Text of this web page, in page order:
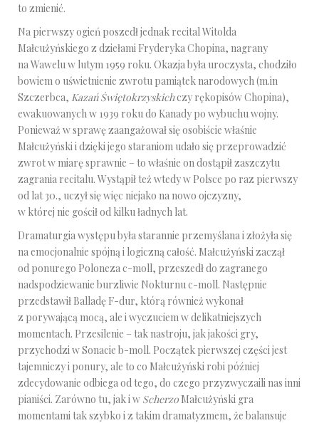
to zmienić.
Na pierwszy ogień poszedł jednak recital Witolda
Małcużyńskiego z dziełami Fryderyka Chopina, nagrany
na Wawelu w lutym 1959 roku. Okazja była uroczysta, chodziło
bowiem o uświetnienie zwrotu pamiątek narodowych (m.in
Szczerbca, Kazań Świętokrzyskichczy rękopisów Chopina),
ewakuowanych w 1939 roku do Kanady po wybuchu wojny.
Ponieważ w sprawę zaangażował się osobiście właśnie
Małcużyński i dzięki jego staraniom udało się przeprowadzić
zwrot w miarę sprawnie – to właśnie on dostąpił zaszczytu
zagrania recitalu. Wystąpił też wtedy w Polsce po raz pierwszy
od lat 30., uczył się więc niejako na nowo ojczyzny,
w której nie gościł od kilku ładnych lat.
Dramaturgia występu była starannie przemyślana i złożyła się
na emocjonalnie spójną i logiczną całość. Małcużyński zaczął
od ponurego Poloneza c-moll, przeszedł do zagranego
nadspodziewanie burzliwie Nokturnu c-moll. Następnie
przedstawił Balladę F-dur, którą również wykonał
z porywającą mocą, ale i wyczuciem w delikatniejszych
momentach. Przesilenie – tak nastroju, jak jakości gry,
przychodzi w Sonacie b-moll. Początek pierwszej części jest
tajemniczy i ponury, ale to co Małcużyński robi później
zdecydowanie odbiega od tego, do czego przyzwyczaili nas inni
pianiści. Zarówno tu, jak i w Scherzo Małcużyński gra
momentami tak szybko i z takim dramatyzmem, że balansuje